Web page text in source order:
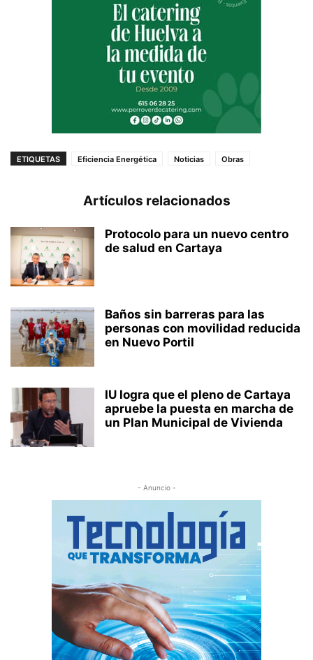
ETIQUETAS Eficiencia Energética Noticias Obras
Artículos relacionados
Protocolo para un nuevo centro
de salud en Cartaya
Baños sin barreras para las
personas con movilidad reducida
en Nuevo Portil
IU logra que el pleno de Cartaya
apruebe la puesta en marcha de
un Plan Municipal de Vivienda
- Anuncio -